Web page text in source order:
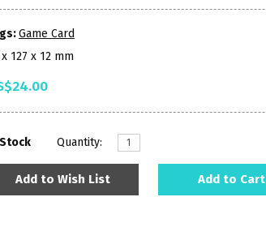
Game Card
x 127 x 12 mm
Quantity:
Add to Wish List Add to Cart